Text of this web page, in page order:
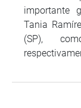
importante
Tania
(SP),